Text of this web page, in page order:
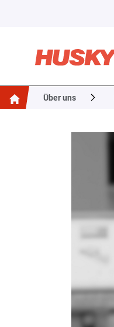
Über uns